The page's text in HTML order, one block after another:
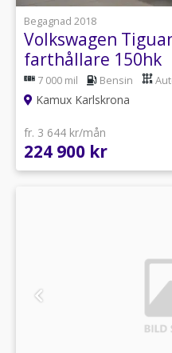
Begagnad 2018
Volkswagen
farthållare 150hk
7 000 mil Bensin
Kamux Karlskrona
fr. 3 644 kr/mån
224 900 kr